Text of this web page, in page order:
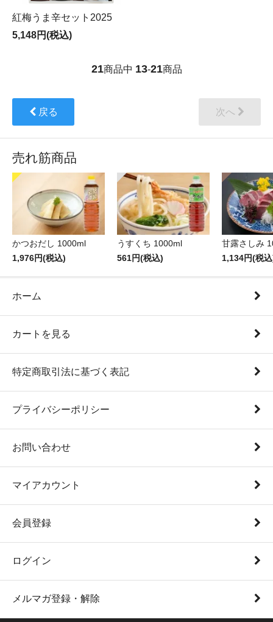
紅梅うま辛セット2025
5,148円(税込)
21商品中 13-21商品
戻る 次へ
売れ筋商品
かつおだし 1000ml
1,976円(税込)
うすくち 1000ml
561円(税込)
甘露さしみ
1,134円(税
ホーム
カートを見る
特定商取引法に基づく表記
プライバシーポリシー
お問い合わせ
マイアカウント
会員登録
ログイン
メルマガ登録・解除